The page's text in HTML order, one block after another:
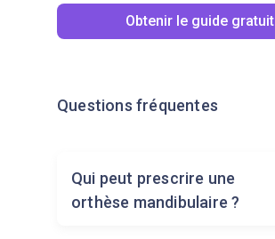
Obtenir le guide gratuit
Questions fréquentes
Qui peut prescrire une
orthèse mandibulaire ?